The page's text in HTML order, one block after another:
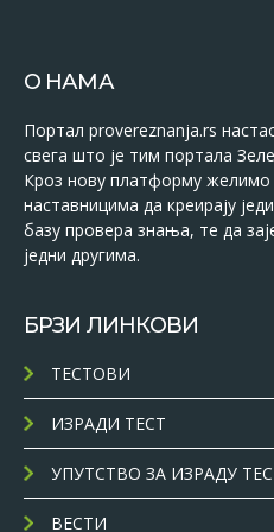
О НАМА
Портал provereznanja.rs
свега што је тим портала
Кроз нову платформу
наставницима да креирају
базу провера знања, те да
једни другима.
БРЗИ ЛИНКОВИ
ТЕСТОВИ
ИЗРАДИ ТЕСТ
УПУТСТВО ЗА ИЗРАДУ
ВЕСТИ